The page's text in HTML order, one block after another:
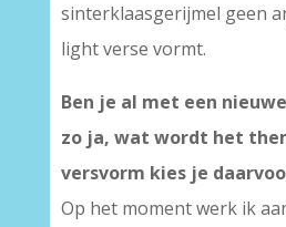
sinterklaasgerijmel geen
light verse vormt.
Ben je al met een
zo ja, wat wordt het
versvorm kies je
Op het moment werk ik